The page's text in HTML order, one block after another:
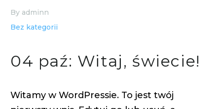
By adminn
Bez kategorii
04 paź: Witaj, świecie!
Witamy w WordPressie. To jest twój